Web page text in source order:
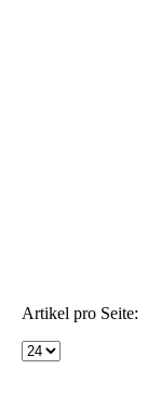
Artikel pro Seite: